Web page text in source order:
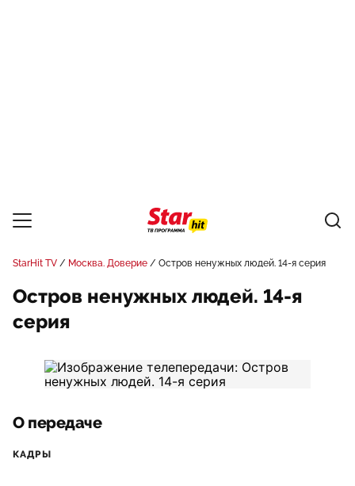
StarHit TV Москва. Доверие Остров ненужных людей. 14-я серия
Остров ненужных людей. 14-я
серия
О передаче
КАДРЫ